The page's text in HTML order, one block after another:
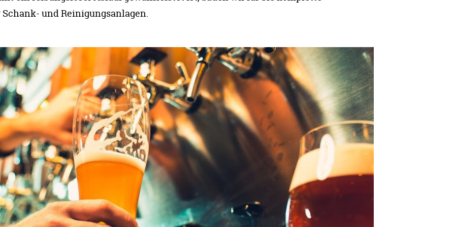
und Reinigungsanlagen.